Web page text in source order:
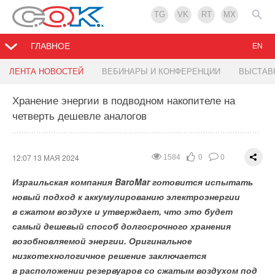
TG VK RT MX
ГЛАВНОЕ
ЛЕНТА НОВОСТЕЙ ВЕБИНАРЫ И КОНФЕРЕНЦИИ
EN
Хранение энергии в подводном накопителе на
четверть дешевле аналогов
1584 0 0
12:07 13 МАЯ 2024
Израильская компания BaroMar готовится испытать
новый подход к аккумулированию электроэнергии
в сжатом воздухе и утверждает, что это будет
самый дешевый способ долгосрочного хранения
возобновляемой энергии. Оригинальное
низкотехнологичное решение заключается
в расположении резервуаров со сжатым воздухом под
CSeзд промышленников и строителей 19-20
11:45 13 МАЯ 2024
Эксперимент по маркировке кабельной
13:05 08 МАЯ 2024
Термоядерный рекорд: токамак WEST шесть
10:52 08 МАЯ 2024
он удерживал плазму с температурой около 50 млн
возможным благодаря использованию внутренней
облицовки реактора вольфрамом — металлом
с чрезвычайно высокой температурой плавления
в 3420 °C.
Объявлены победители Hi-Tech Building Awards
10:48 08 МАЯ 2024
LONGi продала более 67 ГВт солнечных панелей
14:29 07 МАЯ 2024